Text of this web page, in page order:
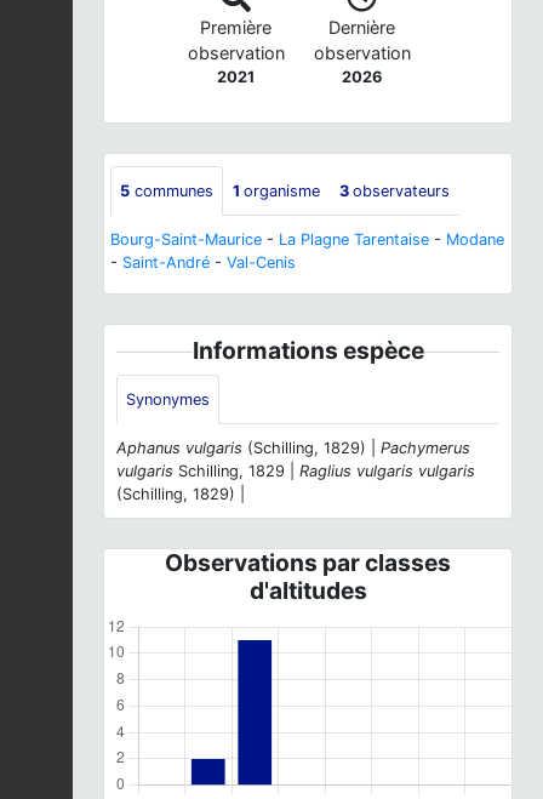
Première
observation
2021
Dernière
observation
2026
5 communes 1 organisme 3 observateurs
Bourg-Saint-Maurice - La Plagne Tarentaise - Modane
- Saint-André - Val-Cenis
Informations espèce
Synonymes
Aphanus vulgaris (Schilling, 1829) | Pachymerus
vulgaris Schilling, 1829 | Raglius vulgaris vulgaris
(Schilling, 1829) |
Observations par classes
d'altitudes